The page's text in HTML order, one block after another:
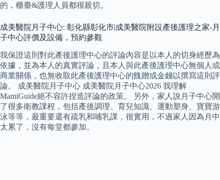
的，櫃臺&護理人員都很親切。
成美醫院月子中心: 彰化縣彰化市|成美醫院附設產後護理之家-月
子中心評價及設備，預約參觀
我保證這則對此產後護理中心的評論內容是以本人的切身經歷為
依據，並為本人的真實評論，且本人與此產後護理中心無個人或
商業關係，也無收取此產後護理中心的餽贈或金錢以撰寫這則評
論。 成美醫院月子中心 成美醫院月子中心2026 我理解
MamiGuide絕不容許捏造評論的政策。 另外，家人說月子中心開
了很多衛教課程，包括產後調理、育兒知識、運動塑身、寶寶游
泳等等，最重要還有疏乳和哺乳課，很實用，不過家人因為月中
太累了，沒有每堂都參加。